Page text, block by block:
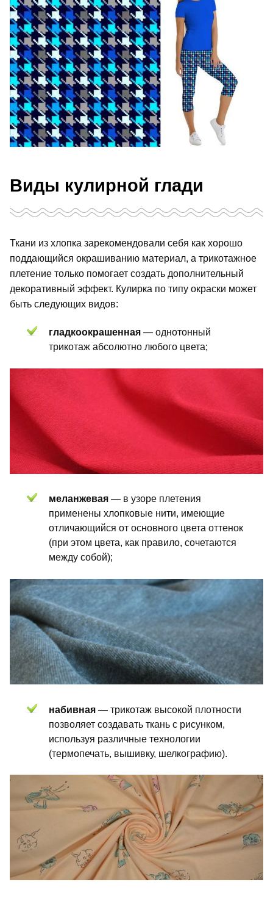
Виды кулирной глади
Ткани из хлопка зарекомендовали себя как хорошо
поддающийся окрашиванию материал, а трикотажное
плетение только помогает создать дополнительный
декоративный эффект. Кулирка по типу окраски может
быть следующих видов:
гладкоокрашенная — однотонный
трикотаж абсолютно любого цвета;
меланжевая — в узоре плетения
применены хлопковые нити, имеющие
отличающийся от основного цвета оттенок
(при этом цвета, как правило, сочетаются
между собой);
набивная — трикотаж высокой плотности
позволяет создавать ткань с рисунком,
используя различные технологии
(термопечать, вышивку, шелкографию).